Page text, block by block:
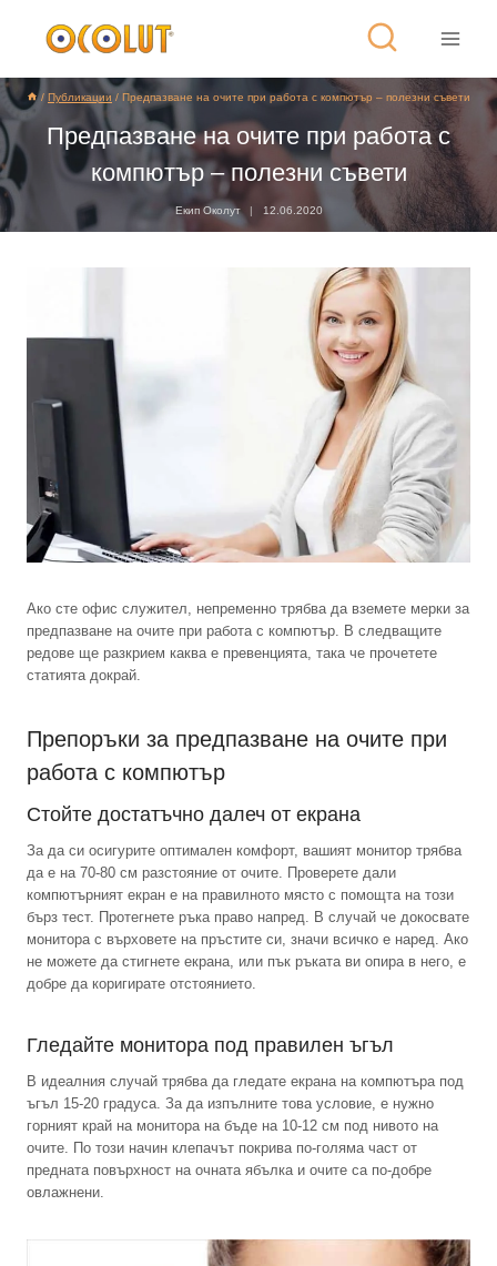
/ Публикации / Предпазване на очите при работа с компютър – полезни съвети
Предпазване на очите при работа с
компютър – полезни съвети
Екип Околут 12.06.2020
Ако сте офис служител, непременно трябва да вземете мерки за
предпазване на очите при работа с компютър. В следващите
редове ще разкрием каква е превенцията, така че прочетете
статията докрай.
Препоръки за предпазване на очите при
работа с компютър
Стойте достатъчно далеч от екрана
За да си осигурите оптимален комфорт, вашият монитор трябва
да е на 70-80 см разстояние от очите. Проверете дали
компютърният екран е на правилното място с помощта на този
бърз тест. Протегнете ръка право напред. В случай че докосвате
монитора с върховете на пръстите си, значи всичко е наред. Ако
не можете да стигнете екрана, или пък ръката ви опира в него, е
добре да коригирате отстоянието.
Гледайте монитора под правилен ъгъл
В идеалния случай трябва да гледате екрана на компютъра под
ъгъл 15-20 градуса. За да изпълните това условие, е нужно
горният край на монитора на бъде на 10-12 см под нивото на
очите. По този начин клепачът покрива по-голяма част от
предната повърхност на очната ябълка и очите са по-добре
овлажнени.